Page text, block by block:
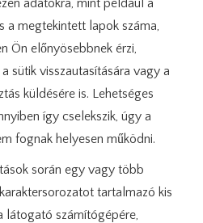
adatokra, mint például a
a megtekintett lapok száma,
Ön előnyösebbnek érzi,
sütik visszautasítására vagy a
küldésére is. Lehetséges
így cselekszik, úgy a
fognak helyesen működni.
során egy vagy több
tartalmazó kis
látogató számítógépére,